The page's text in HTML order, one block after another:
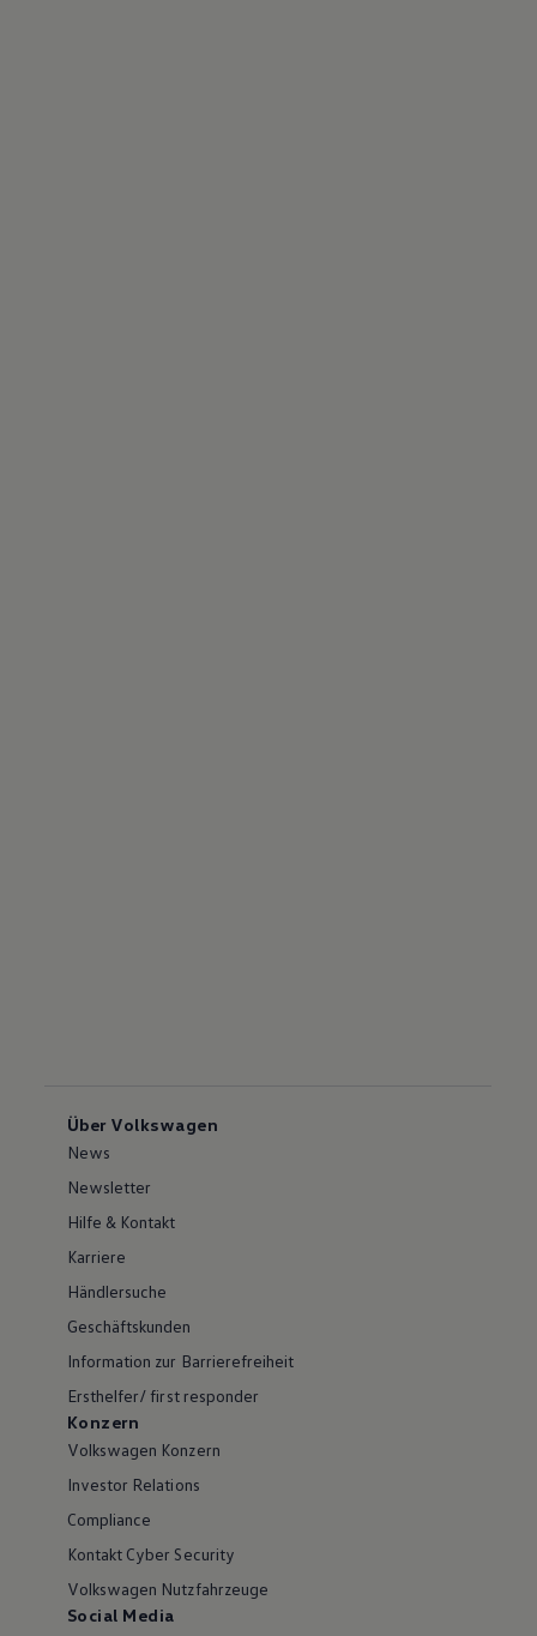
Über Volkswagen
News
Newsletter
Hilfe & Kontakt
Karriere
Händlersuche
Geschäftskunden
Information zur Barrierefreiheit
Ersthelfer/ first responder
Konzern
Volkswagen Konzern
Investor Relations
Compliance
Kontakt Cyber Security
Volkswagen Nutzfahrzeuge
Social Media